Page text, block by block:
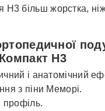
Н3 більш жорстка,
H3
і анатомічний
з піни Меморі.
профіль.